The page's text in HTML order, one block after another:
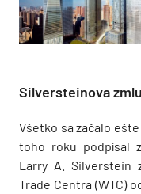
Silversteinova
Všetko sa začalo
toho roku podpísal
Larry A. Silverstein
Trade Centra (WTC)